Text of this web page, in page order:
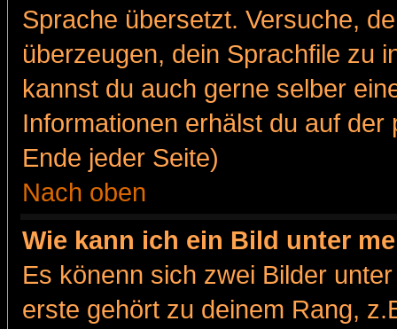
Sprache übersetzt. Versuche,
überzeugen, dein Sprachfile zu
kannst du auch gerne selber
Informationen erhälst du auf
Ende jeder Seite)
Nach oben
Wie kann ich ein Bild unter
Es könenn sich zwei Bilder
erste gehört zu deinem Rang,